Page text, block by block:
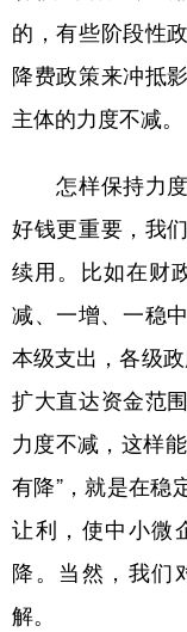
的，有些阶段性
降费政策来冲抵
主体的力度不减。
怎样保持力度
好钱更重要，我
续用。比如在财
减、一增、一稳
本级支出，各级
扩大直达资金范
力度不减，这样
有降”，就是在稳
让利，使中小微
降。当然，我们
解。